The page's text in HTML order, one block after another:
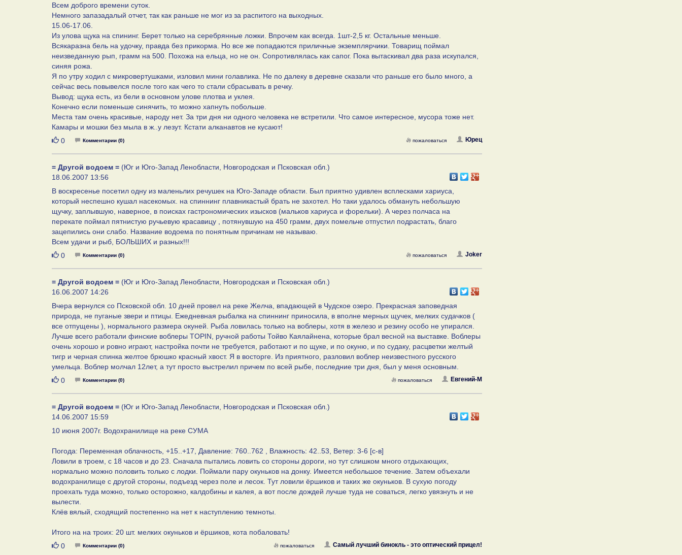
Всем доброго времени суток.
Немного запазадалый отчет, так как раньше не мог из за распитого на выходных.
15.06-17.06.
Из улова щука на спининг. Берет только на серебрянные ложки. Впрочем как всегда. 1шт-2,5 кг. Остальные меньше.
Всякаразна бель на удочку, правда без прикорма. Но все же попадаются приличные экземплярчики. Товарищ поймал
неизведанную рып, грамм на 500. Похожа на ельца, но не он. Сопротивлялась как сапог. Пока вытаскивал два раза искупался,
синяя рожа.
Я по утру ходил с микровертушками, изловил мини голавлика. Не по далеку в деревне сказали что раньше его было много, а
сейчас весь повывелся после того как чего то стали сбрасывать в речку.
Вывод: щука есть, из бели в основном улове плотва и уклея.
Конечно если поменьше синячить, то можно хапнуть побольше.
Места там очень красивые, народу нет. За три дня ни одного человека не встретили. Что самое интересное, мусора тоже нет.
Камары и мошки без мыла в ж..у лезут. Кстати алканавтов не кусают!
Нравится
0 Комментарии (0) Юрец
пожаловаться
= Другой водоем = (Юг и Юго-Запад Ленобласти, Новгородская и Псковская обл.)
18.06.2007 13:56
В воскресенье посетил одну из маленьлих речушек на Юго-Западе области. Был приятно удивлен всплесками хариуса,
который неспешно кушал насекомых. на спиннинг плавникастый брать не захотел. Но таки удалось обмануть небольшую
щучку, заплывшую, наверное, в поисках гастрономических изысков (мальков хариуса и форельки). А через полчаса на
перекате поймал пятнистую ручьевую красавицу , потянувшую на 450 грамм, двух помельче отпустил подрастать, благо
зацепились они слабо. Название водоема по понятным причинам не называю.
Всем удачи и рыб, БОЛЬШИХ и разных!!!
Нравится
0 Комментарии (0) Joker
пожаловаться
= Другой водоем = (Юг и Юго-Запад Ленобласти, Новгородская и Псковская обл.)
16.06.2007 14:26
Вчера вернулся со Псковской обл. 10 дней провел на реке Желча, впадающей в Чудское озеро. Прекрасная заповедная
природа, не пуганые звери и птицы. Ежедневная рыбалка на спиннинг приносила, в вполне мерных щучек, мелких судачков (
все отпущены ), нормального размера окуней. Рыба ловилась только на воблеры, хотя в железо и резину особо не упирался.
Лучше всего работали финские воблеры TOPIN, ручной работы Тойво Каялайнена, которые брал весной на выставке. Воблеры
очень хорошо и ровно играют, настройка почти не требуется, работают и по щуке, и по окуню, и по судаку, расцветки желтый
тигр и черная спинка желтое брюшко красный хвост. Я в восторге. Из приятного, разловил воблер неизвестного русского
умельца. Воблер молчал 12лет, а тут просто выстрелил причем по всей рыбе, последние три дня, был у меня основным.
Нравится
0 Комментарии (0) Евгений-М
пожаловаться
= Другой водоем = (Юг и Юго-Запад Ленобласти, Новгородская и Псковская обл.)
14.06.2007 15:59
10 июня 2007г. Водохранилище на реке СУМА
Погода: Переменная облачность, +15..+17, Давление: 760..762 , Влажность: 42..53, Ветер: 3-6 [с-в]
Ловили в троем, с 18 часов и до 23. Сначала пытались ловить со стороны дороги, но тут слишком много отдыхающих,
нормально можно половить только с лодки. Поймали пару окуньков на донку. Имеется небольшое течение. Затем объехали
водохранилище с другой стороны, подъезд через поле и лесок. Тут ловили ёршиков и таких же окуньков. В сухую погоду
проехать туда можно, только осторожно, калдобины и калея, а вот после дождей лучше туда не соваться, легко увязнуть и не
вылести.
Клёв вялый, сходящий постепенно на нет к наступлению темноты.
Итого на на троих: 20 шт. мелких окуньков и ёршиков, кота побаловать!
Нравится
0 Комментарии (0) Самый лучший бинокль - это оптический прицел!
пожаловаться